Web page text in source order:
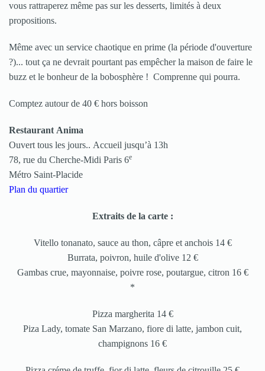
vous rattraperez même pas sur les desserts, limités à deux
propositions.
Même avec un service chaotique en prime (la période d'ouverture
?)... tout ça ne devrait pourtant pas empêcher la maison de faire le
buzz et le bonheur de la bobosphère ! Comprenne qui pourra.
Comptez autour de 40 € hors boisson
Restaurant Anima
Ouvert tous les jours.. Accueil jusqu’à 13h
78, rue du Cherche-Midi Paris 6e
Métro Saint-Placide
Plan du quartier
Extraits de la carte :
Vitello tonanato, sauce au thon, câpre et anchois 14 €
Burrata, poivron, huile d'olive 12 €
Gambas crue, mayonnaise, poivre rose, poutargue, citron 16 €
*
Pizza margherita 14 €
Piza Lady, tomate San Marzano, fiore di latte, jambon cuit,
champignons 16 €